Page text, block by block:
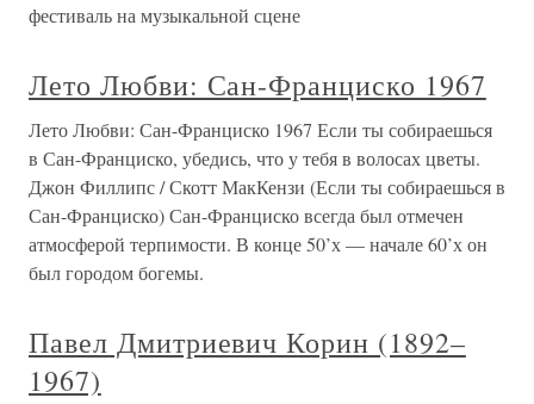
фестиваль на музыкальной сцене
Лето Любви: Сан-Франциско 1967
Лето Любви: Сан-Франциско 1967 Если ты собираешься
в Сан-Франциско, убедись, что у тебя в волосах цветы.
Джон Филлипс / Скотт МакКензи (Если ты собираешься в
Сан-Франциско) Сан-Франциско всегда был отмечен
атмосферой терпимости. В конце 50’х — начале 60’х он
был городом богемы.
Павел Дмитриевич Корин (1892–
1967)